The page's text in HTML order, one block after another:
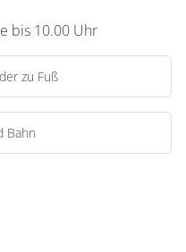
bis 10.00 Uhr
zu Fuß
Bahn